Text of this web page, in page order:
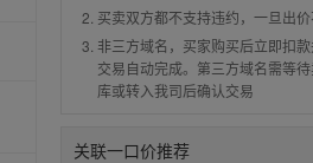
买卖双方都不支持违约，一旦出价
非三方域名，买家购买后立即扣款
交易自动完成。第三方域名需等
库或转入我司后确认交易
关联一口价推荐